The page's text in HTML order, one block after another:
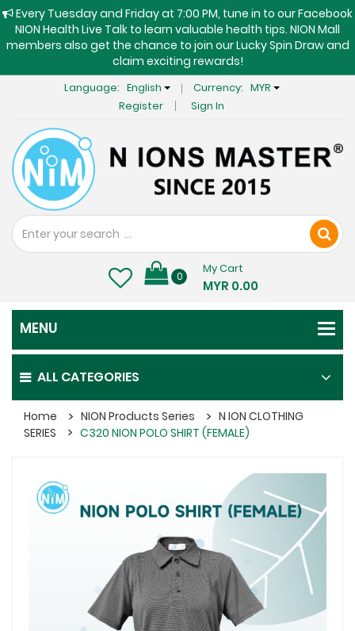
Every Tuesday and Friday at 7:00 PM, tune in to our Facebook
NION Health Live Talk to learn valuable health tips. NION Mall
members also get the chance to join our Lucky Spin Draw and
claim exciting rewards!
Language: English Currency: MYR
Register
Sign In
0
My Cart
MYR 0.00
ALL CATEGORIES
Home NION Products Series
N ION CLOTHING
SERIES
C320 NION POLO SHIRT (FEMALE)